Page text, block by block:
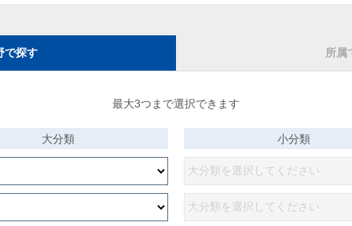
で探す 所属
最大3つまで選択できます
大分類 小分類